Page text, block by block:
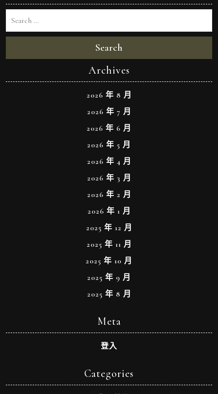
Search
Archives
2026 年 8 月
2026 年 7 月
2026 年 6 月
2026 年 5 月
2026 年 4 月
2026 年 3 月
2026 年 2 月
2026 年 1 月
2025 年 12 月
2025 年 11 月
2025 年 10 月
2025 年 9 月
2025 年 8 月
Meta
登入
Categories